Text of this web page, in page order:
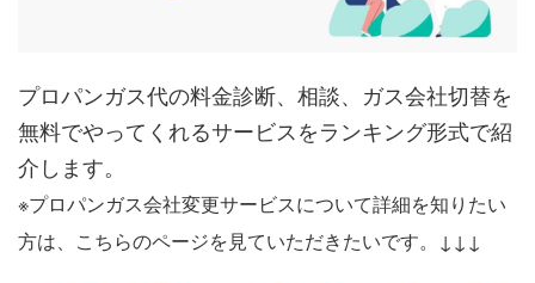
プロパンガス代の料金診断、相談、ガス会社切替を
無料でやってくれるサービスをランキング形式で紹
介します。
※プロパンガス会社変更サービスについて詳細を知りたい
方は、こちらのページを見ていただきたいです。↓↓↓